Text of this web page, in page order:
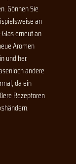
Gönnen Sie
an
erneut an
Aromen
und her.
andere
da ein
Rezeptoren